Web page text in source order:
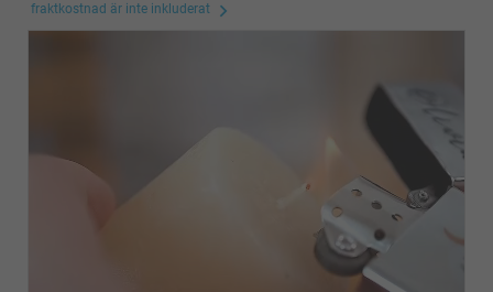
fraktkostnad är inte inkluderat